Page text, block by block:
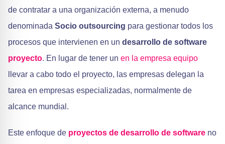
de contratar a una organización externa, a menudo
denominada Socio outsourcing para gestionar todos los
procesos que intervienen en un desarrollo de software
proyecto. En lugar de tener un en la empresa equipo
llevar a cabo todo el proyecto, las empresas delegan la
tarea en empresas especializadas, normalmente de
alcance mundial.
Este enfoque de proyectos de desarrollo de software no